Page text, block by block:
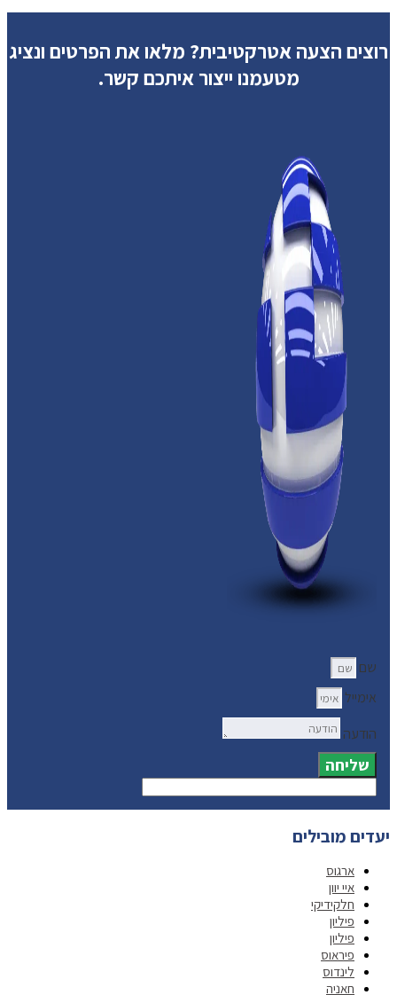
רוצים הצעה אטרקטיבית? מלאו את הפרטים ונציג
מטעמנו ייצור איתכם קשר.
שם
אימייל
הודעה
שליחה
יעדים מובילים
ארגוס
איי יוון
חלקידיקי
פיליון
פיליון
פיראוס
לינדוס
חאניה